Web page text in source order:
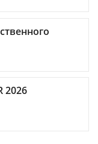
2026